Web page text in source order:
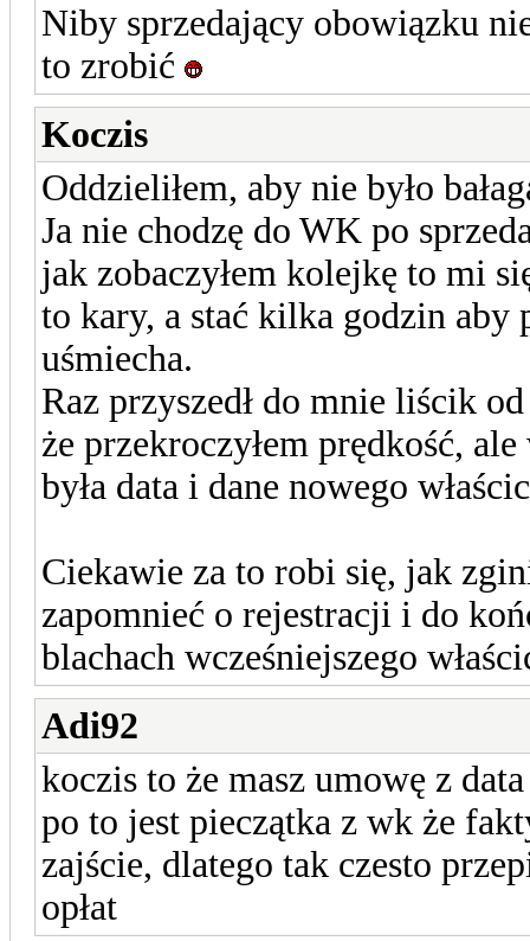
Niby sprzedający obowiązku
to zrobić
Koczis
Oddzieliłem, aby nie było
Ja nie chodzę do WK po
jak zobaczyłem kolejkę to mi
to kary, a stać kilka godzin
uśmiecha.
Raz przyszedł do mnie liścik
że przekroczyłem prędkość,
była data i dane nowego
Ciekawie za to robi się, jak
zapomnieć o rejestracji i do
blachach wcześniejszego
Adi92
koczis to że masz umowę z
po to jest pieczątka z wk że
zajście, dlatego tak czesto
opłat